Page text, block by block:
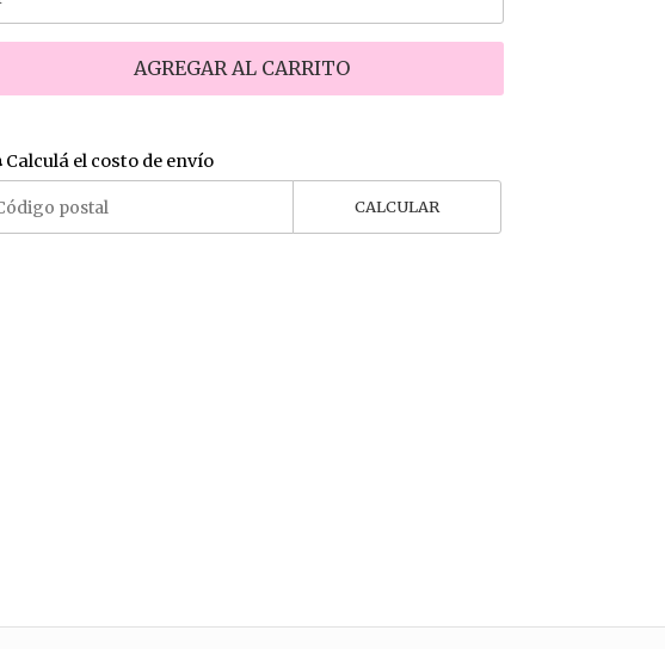
AGREGAR AL CARRITO
Calculá el costo de envío
CALCULAR